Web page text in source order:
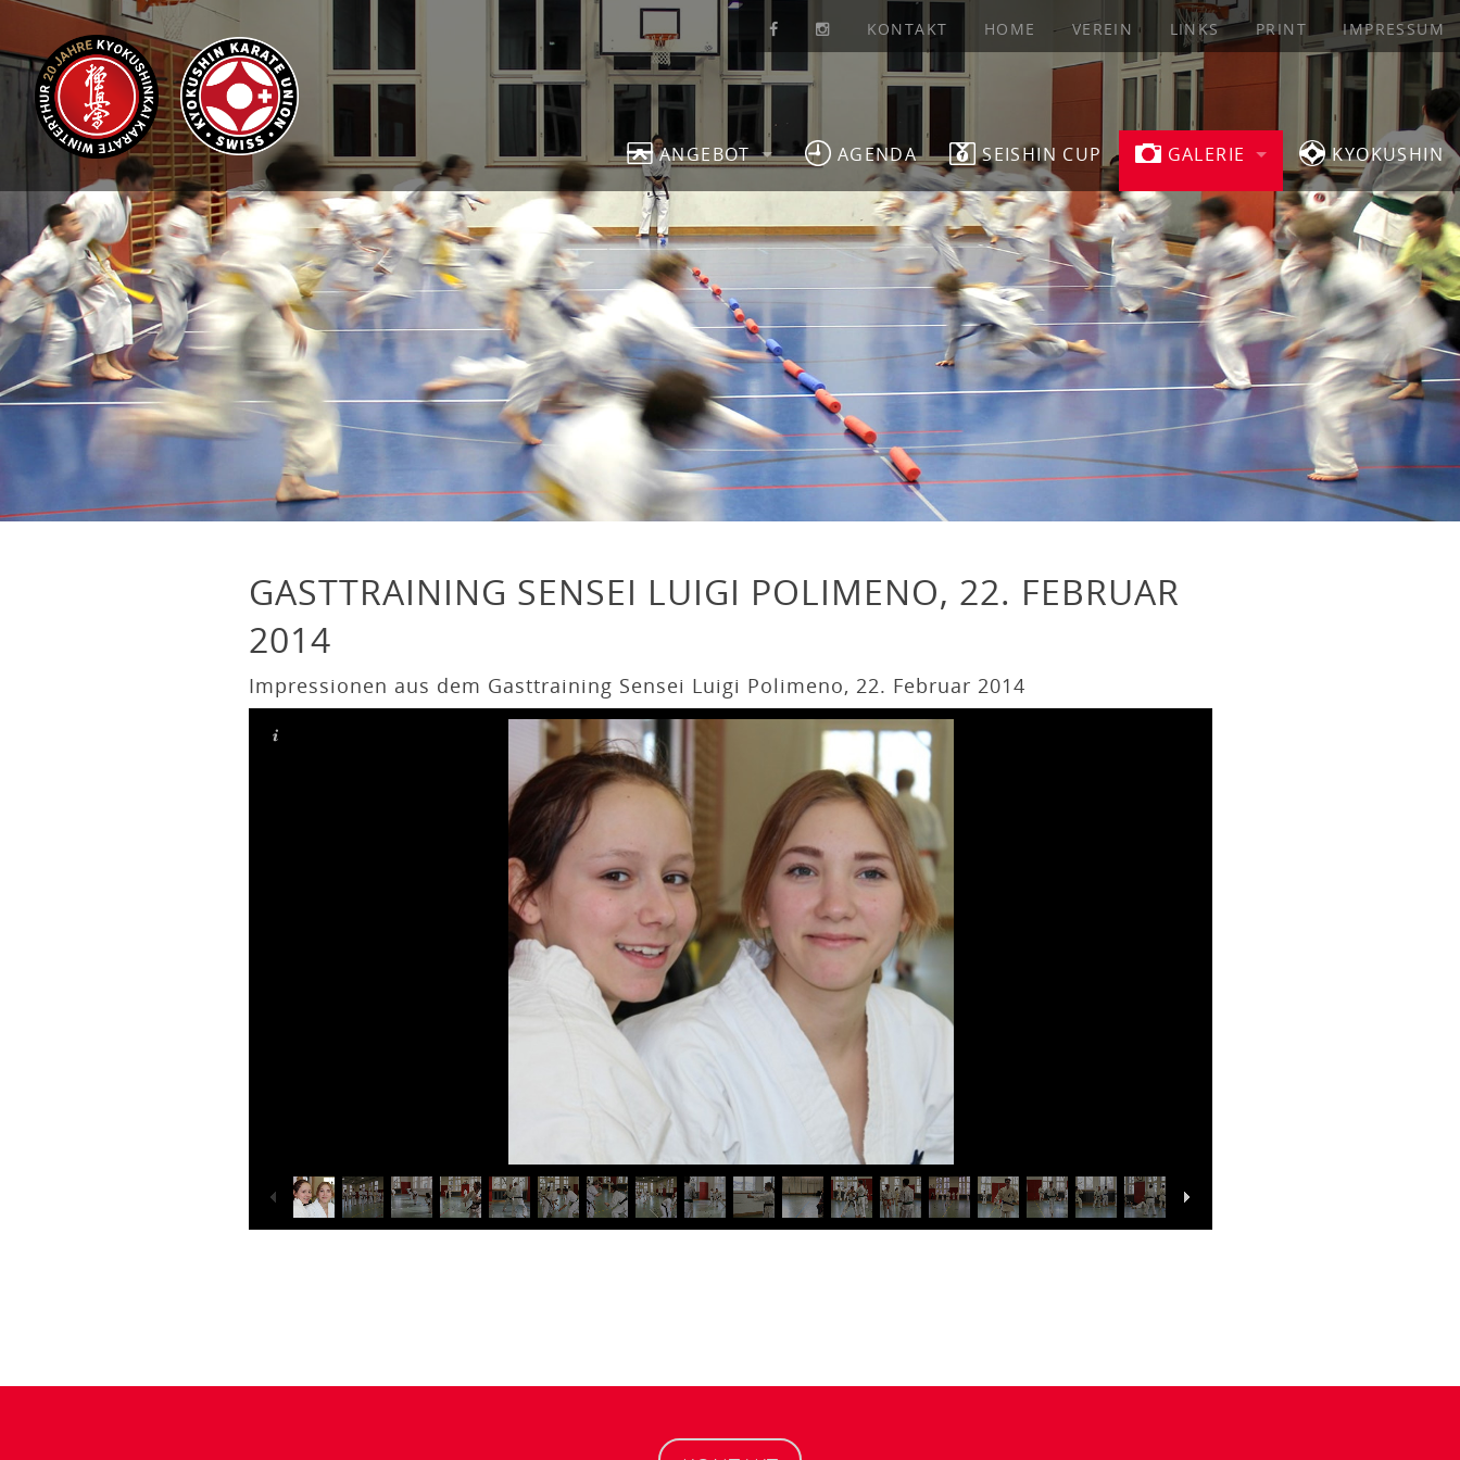
KONTAKT HOME VEREIN LINKS PRINT IMPRESSUM
ANGEBOT
TRAINING
SCHNUPPERN
PREISE
TRAINER/IN
ZEIT / ORT
AGENDA SEISHIN CUP GALERIE
EVENTS
TURNIERE
KYOKUSHIN
GASTTRAINING SENSEI LUIGI POLIMENO, 22. FEBRUAR
2014
Impressionen aus dem Gasttraining Sensei Luigi Polimeno, 22. Februar 2014